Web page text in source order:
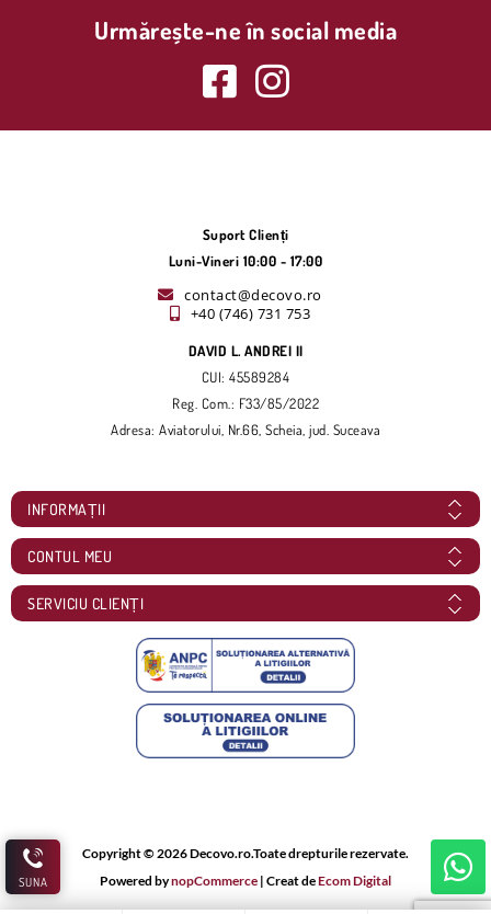
SUNA
Urmărește-ne în social media
Suport Clienți
Luni-Vineri 10:00 - 17:00
contact@decovo.ro
+40 (746) 731 753
DAVID L. ANDREI II
CUI: 45589284
Reg. Com.: F33/85/2022
Adresa: Aviatorului, Nr.66, Scheia, jud. Suceava
INFORMAȚII
CONTUL MEU
SERVICIU CLIENȚI
Copyright © 2026 Decovo.ro.Toate drepturile rezervate.
Powered bynopCommerce | Creat deEcom Digital